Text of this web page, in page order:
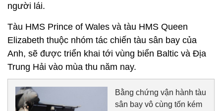
người lái.
Tàu HMS Prince of Wales và tàu HMS Queen
Elizabeth thuộc nhóm tác chiến tàu sân bay của
Anh, sẽ được triển khai tới vùng biển Baltic và Địa
Trung Hải vào mùa thu năm nay.
Bằng chứng vận hành tàu
sân bay vô cùng tốn kém